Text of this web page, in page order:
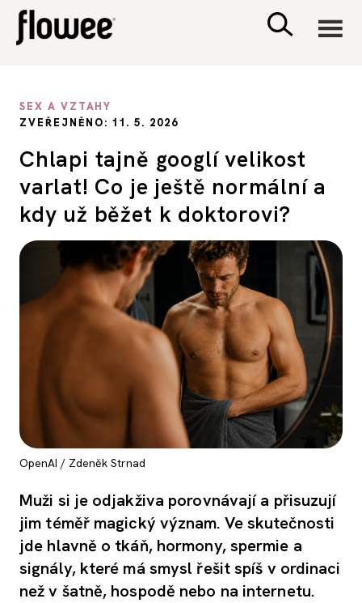
PSYCHOLOGIE
SEX A VZTAHY
PORADNA
SEX A VZTAHY
ZVEŘEJNĚNO: 11. 5. 2026
Chlapi tajně googlí velikost
varlat! Co je ještě normální a
kdy už běžet k doktorovi?
OpenAI / Zdeněk Strnad
Muži si je odjakživa porovnávají a přisuzují
jim téměř magický význam. Ve skutečnosti
jde hlavně o tkáň, hormony, spermie a
signály, které má smysl řešit spíš v ordinaci
než v šatně, hospodě nebo na internetu.